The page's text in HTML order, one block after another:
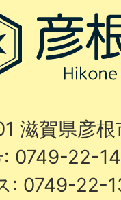
滋賀県彦
: 0749-22-
: 0749-22-